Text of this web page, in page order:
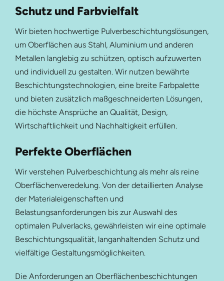
Schutz und Farbvielfalt
Wir bieten hochwertige Pulverbeschichtungslösungen,
um Oberflächen aus Stahl, Aluminium und anderen
Metallen langlebig zu schützen, optisch aufzuwerten
und individuell zu gestalten. Wir nutzen bewährte
Beschichtungstechnologien, eine breite Farbpalette
und bieten zusätzlich maßgeschneiderten Lösungen,
die höchste Ansprüche an Qualität, Design,
Wirtschaftlichkeit und Nachhaltigkeit erfüllen.
Perfekte Oberflächen
Wir verstehen Pulverbeschichtung als mehr als reine
Oberflächenveredelung. Von der detaillierten Analyse
der Materialeigenschaften und
Belastungsanforderungen bis zur Auswahl des
optimalen Pulverlacks, gewährleisten wir eine optimale
Beschichtungsqualität, langanhaltenden Schutz und
vielfältige Gestaltungsmöglichkeiten.
Die Anforderungen an Oberflächenbeschichtungen